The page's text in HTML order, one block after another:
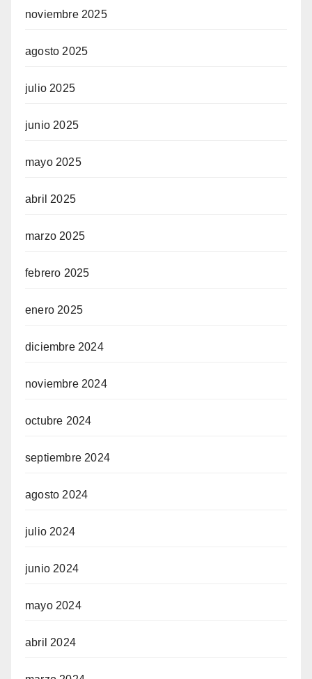
noviembre 2025
agosto 2025
julio 2025
junio 2025
mayo 2025
abril 2025
marzo 2025
febrero 2025
enero 2025
diciembre 2024
noviembre 2024
octubre 2024
septiembre 2024
agosto 2024
julio 2024
junio 2024
mayo 2024
abril 2024